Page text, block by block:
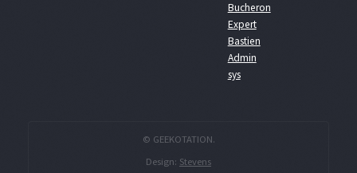
Bucheron
Expert
Bastien
Admin
sys
© GEEKOTATION.
Design: Stevens